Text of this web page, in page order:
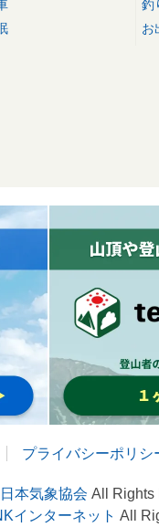
釣
お
プライバシーポリシ
日本気象協会 All Rights
インターネット All